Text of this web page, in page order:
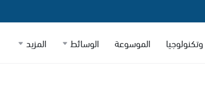
الموسوعة الوسائط المزيد